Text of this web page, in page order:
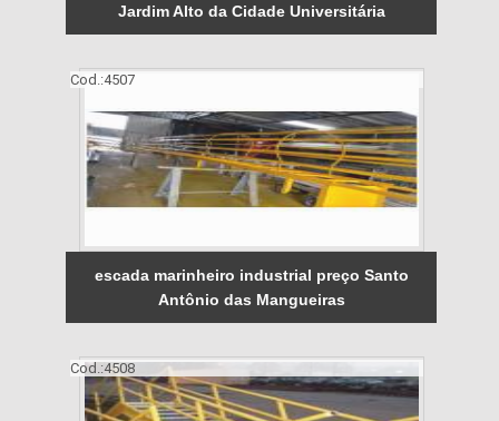
Jardim Alto da Cidade Universitária
Cod.:4507
escada marinheiro industrial preço Santo
Antônio das Mangueiras
Cod.:4508